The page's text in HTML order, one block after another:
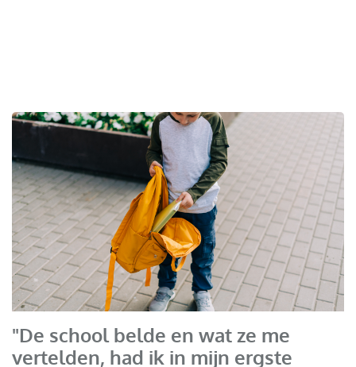
"De school belde en wat ze me
vertelden, had ik in mijn ergste